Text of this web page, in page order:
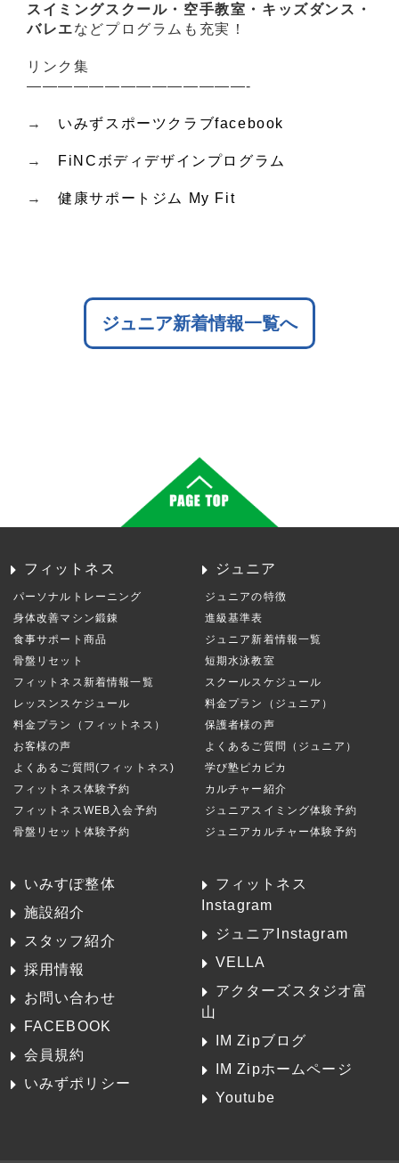
スイミングスクール・空手教室・キッズダンス・
バレエなどプログラムも充実！
リンク集
——————————————-
→ いみずスポーツクラブfacebook
→ FiNCボディデザインプログラム
→健康サポートジム My Fit
ジュニア新着情報一覧へ
フィットネス
パーソナルトレーニング
身体改善マシン鍛錬
食事サポート商品
骨盤リセット
フィットネス新着情報一覧
レッスンスケジュール
料金プラン（フィットネス）
お客様の声
よくあるご質問(フィットネス)
フィットネス体験予約
フィットネスWEB入会予約
骨盤リセット体験予約
ジュニア
ジュニアの特徴
進級基準表
ジュニア新着情報一覧
短期水泳教室
スクールスケジュール
料金プラン（ジュニア）
保護者様の声
よくあるご質問（ジュニア）
学び塾ピカピカ
カルチャー紹介
ジュニアスイミング体験予約
ジュニアカルチャー体験予約
いみすぽ整体
施設紹介
スタッフ紹介
採用情報
お問い合わせ
FACEBOOK
会員規約
いみずポリシー
フィットネス
Instagram
ジュニアInstagram
VELLA
アクターズスタジオ富
山
IM Zipブログ
IM Zipホームページ
Youtube